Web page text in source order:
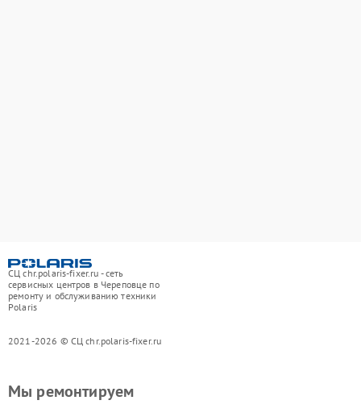
СЦ chr.polaris-fixer.ru - сеть
сервисных центров в Череповце по
ремонту и обслуживанию техники
Polaris
2021-2026 © СЦ chr.polaris-fixer.ru
Мы ремонтируем